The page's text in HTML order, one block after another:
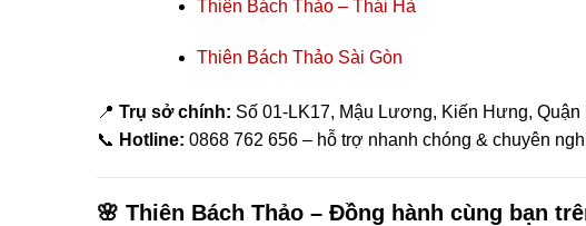
Thiên Bách Thảo – Thái Hà
Thiên Bách Thảo Sài Gòn
📍 Trụ sở chính: Số 01-LK17, Mậu Lương, Kiến Hưng,
📞 Hotline: 0868 762 656 – hỗ trợ nhanh chóng & chuyên
🌸 Thiên Bách Thảo – Đồng hành cùng bạn